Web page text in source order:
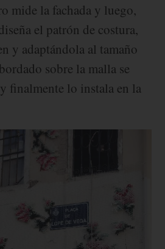
mide la fachada y luego,
el patrón de costura,
y adaptándola al tamaño
sobre la malla se
finalmente lo instala en la